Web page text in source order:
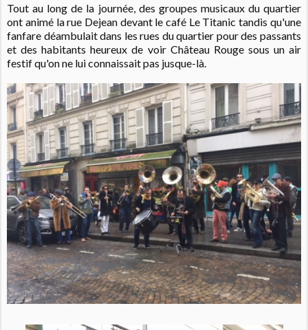
Tout au long de la journée, des groupes musicaux du quartier
ont animé la rue Dejean devant le café Le Titanic tandis qu'une
fanfare déambulait dans les rues du quartier pour des passants
et des habitants heureux de voir Château Rouge sous un air
festif qu'on ne lui connaissait pas jusque-là.